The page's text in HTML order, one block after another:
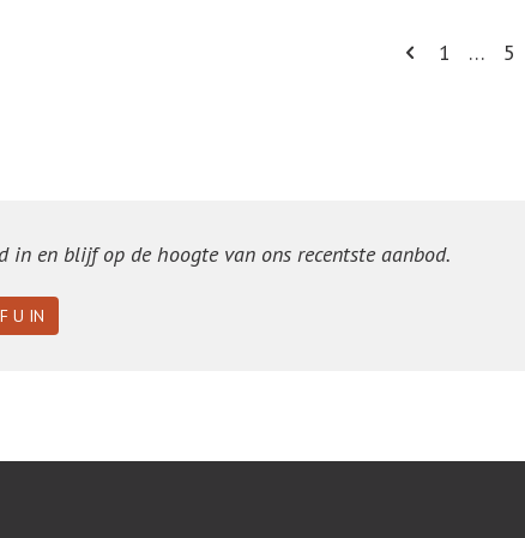
1 … 5
en blijf op de hoogte van ons recentste aanbod.
U IN